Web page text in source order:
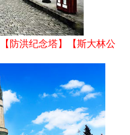
【防洪纪念塔】【斯大林公